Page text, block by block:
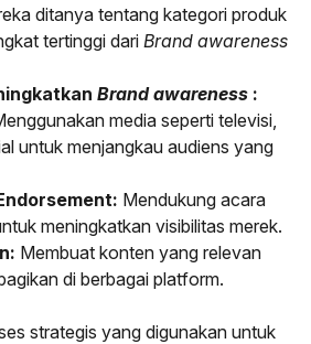
ditanya tentang kategori produk
tertinggi dari Brand awareness
Brand awareness :
media seperti televisi,
untuk menjangkau audiens yang
Mendukung acara
meningkatkan visibilitas merek.
Membuat konten yang relevan
di berbagai platform.
strategis yang digunakan untuk